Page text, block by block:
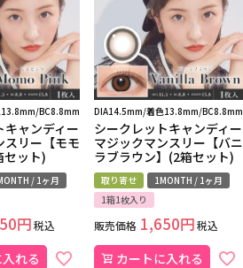
BC8.8mm
キャンディー
スリー【モモ
セット)
/ 1ヶ月
税込
れる
DIA14.5mm/着色13.8mm/BC8.8mm
シークレットキャンディー
マジックマンスリー【バニ
ラブラウン】(2箱セット)
取り寄せ
1MONTH / 1ヶ月
1箱1枚入り
販売価格 1,650 税込
カートに入れる